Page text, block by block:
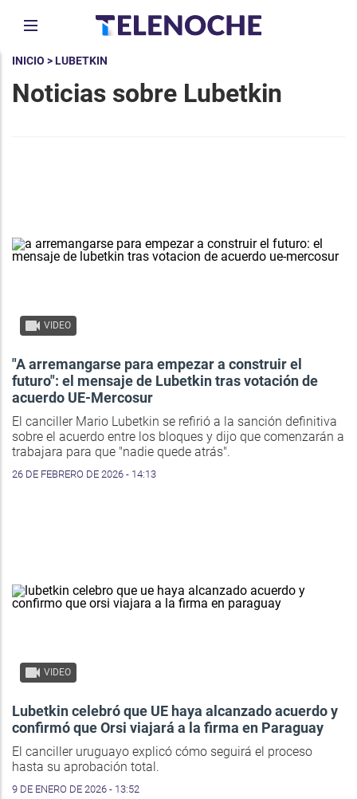
INICIO > LUBETKIN
Noticias sobre Lubetkin
VIDEO
"A arremangarse para empezar a construir el
futuro": el mensaje de Lubetkin tras votación de
acuerdo UE-Mercosur
El canciller Mario Lubetkin se refirió a la sanción definitiva
sobre el acuerdo entre los bloques y dijo que comenzarán a
trabajara para que "nadie quede atrás".
26 DE FEBRERO DE 2026 - 14:13
VIDEO
Lubetkin celebró que UE haya alcanzado acuerdo y
confirmó que Orsi viajará a la firma en Paraguay
El canciller uruguayo explicó cómo seguirá el proceso
hasta su aprobación total.
9 DE ENERO DE 2026 - 13:52